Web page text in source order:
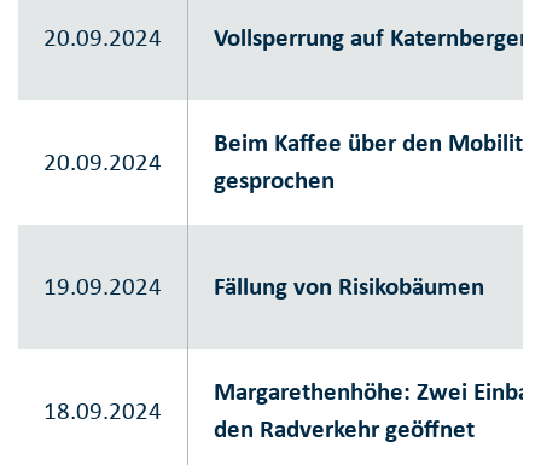
20.09.2024 Vollsperrung auf Katernberger
20.09.2024
Beim Kaffee über den
gesprochen
19.09.2024 Fällung von Risikobäumen
18.09.2024
Margarethenhöhe: Zwei
den Radverkehr geöffnet